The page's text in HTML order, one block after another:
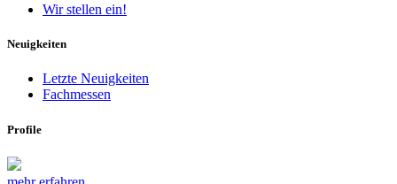
Wir stellen ein!
Neuigkeiten
Letzte Neuigkeiten
Fachmessen
Profile